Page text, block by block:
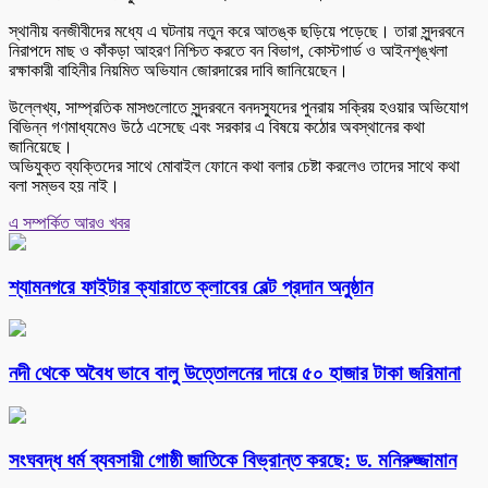
স্থানীয় বনজীবীদের মধ্যে এ ঘটনায় নতুন করে আতঙ্ক ছড়িয়ে পড়েছে। তারা সুন্দরবনে
নিরাপদে মাছ ও কাঁকড়া আহরণ নিশ্চিত করতে বন বিভাগ, কোস্টগার্ড ও আইনশৃঙ্খলা
রক্ষাকারী বাহিনীর নিয়মিত অভিযান জোরদারের দাবি জানিয়েছেন।
উল্লেখ্য, সাম্প্রতিক মাসগুলোতে সুন্দরবনে বনদস্যুদের পুনরায় সক্রিয় হওয়ার অভিযোগ
বিভিন্ন গণমাধ্যমেও উঠে এসেছে এবং সরকার এ বিষয়ে কঠোর অবস্থানের কথা
জানিয়েছে।
অভিযুক্ত ব্যক্তিদের সাথে মোবাইল ফোনে কথা বলার চেষ্টা করলেও তাদের সাথে কথা
বলা সম্ভব হয় নাই।
এ সম্পর্কিত আরও খবর
শ্যামনগরে ফাইটার ক্যারাতে ক্লাবের বেল্ট প্রদান অনুষ্ঠান
নদী থেকে অবৈধ ভাবে বালু উত্তোলনের দায়ে ৫০ হাজার টাকা জরিমানা
সংঘবদ্ধ ধর্ম ব্যবসায়ী গোষ্ঠী জাতিকে বিভ্রান্ত করছে: ড. মনিরুজ্জামান